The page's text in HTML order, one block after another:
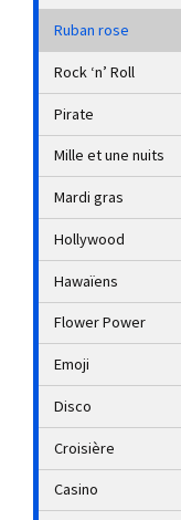
Ruban rose
Rock ‘n’ Roll
Pirate
Mille et une nuits
Mardi gras
Hollywood
Hawaïens
Flower Power
Emoji
Disco
Croisière
Casino